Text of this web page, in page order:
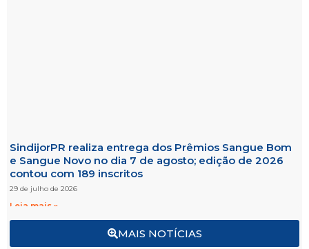
MAIS NOTÍCIAS
SindijorPR realiza entrega dos Prêmios Sangue Bom
e Sangue Novo no dia 7 de agosto; edição de 2026
contou com 189 inscritos
29 de julho de 2026
Leia mais »